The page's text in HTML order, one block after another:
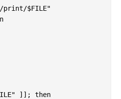
print/$FILE"
]]; then